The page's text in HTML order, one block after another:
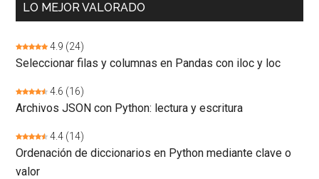
LO MEJOR VALORADO
4.9 (24)
Seleccionar filas y columnas en Pandas con iloc y loc
4.6 (16)
Archivos JSON con Python: lectura y escritura
4.4 (14)
Ordenación de diccionarios en Python mediante clave o
valor